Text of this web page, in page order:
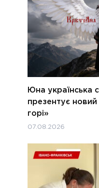
Юна українська
презентує
горі»
07.08.2026